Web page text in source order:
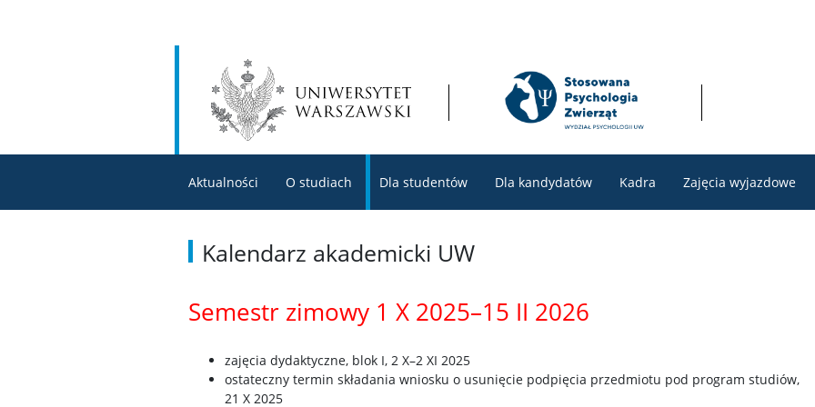
Aktualności O studiach Dla studentów Dla kandydatów Kadra Zajęcia wyjazdowe
Kalendarz akademicki UW
Semestr zimowy 1 X 2025–15 II 2026
zajęcia dydaktyczne, blok I, 2 X–2 XI 2025
ostateczny termin składania wniosku o usunięcie podpięcia przedmiotu pod program studiów,
21 X 2025